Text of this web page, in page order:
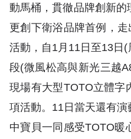
動馬桶，貫徹品牌創新
更創下衛浴品牌首例，
活動，自1月11日至13日
段(微風松高與新光三越
現場有大型TOTO立體字
項活動。11日當天還有
中寶貝一同感受TOTO暖